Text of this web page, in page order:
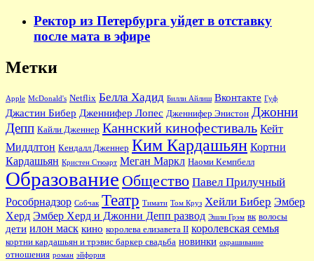
Ректор из Петербурга уйдет в отставку
после мата в эфире
Метки
Apple McDonald's Netflix Белла Хадид Билли Айлиш Вконтакте Гуф
Джастин Бибер Дженнифер Лопес Дженнифер Энистон Джонни
Депп Кайли Дженнер Каннский кинофестиваль Кейт
Миддлтон Кендалл Дженнер Ким Кардашьян Кортни
Кардашьян Кристен Стюарт Меган Маркл Наоми Кемпбелл
Образование Общество Павел Прилучный
Рособрнадзор Собчак Театр Тимати Том Круз Хейли Бибер Эмбер
Херд Эмбер Херд и Джонни Депп развод Эшли Грэм вк волосы
дети илон маск кино королева елизавета II королевская семья
кортни кардашьян и трэвис баркер свадьба новинки окрашивание
отношения роман эйфория